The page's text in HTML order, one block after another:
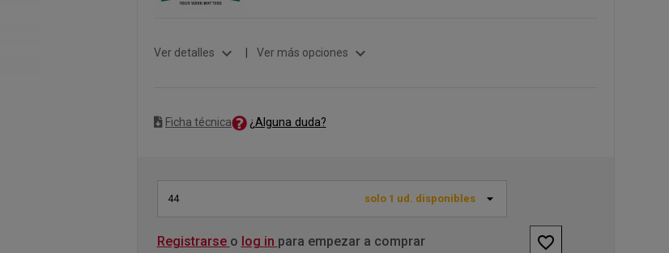
Ver detalles expand_more Ver más opciones expand_more
Ficha técnica ¿Alguna duda?
44 solo 1 ud. disponibles
Registrarse o log in para empezar a comprar favorite_border